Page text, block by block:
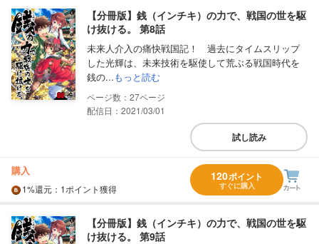
【分冊版】銭（インチキ）の力で、戦国の世を駆
け抜ける。 第8話
未来人介入の痛快戦国記！ 過去にタイムスリップ
した光輝は、未来技術を駆使して荒ぶる戦国時代を
銭の...もっと読む
27
配信日：2021/03/01
試し読み
購入
1%還元 ：1ポイント獲得
120ポイント
すぐに購入
【分冊版】銭（インチキ）の力で、戦国の世を駆
け抜ける。 第9話